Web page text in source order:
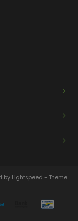
by Lightspeed - Theme